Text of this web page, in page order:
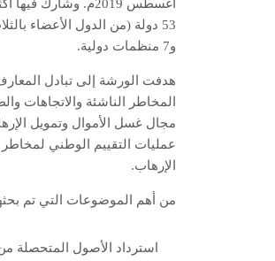
53 دولة (من الدول الأعضاء
و7 منظمات دولية.
هدفت الورشة إلى تبادل
المخاطر الناشئة والاتجاهات
مجال غسل الأموال وتمويل
عمليات التقييم الوطني
الإرهاب.
من أهم الموضوعات التي تم
استرداد الأصول المتحصلة